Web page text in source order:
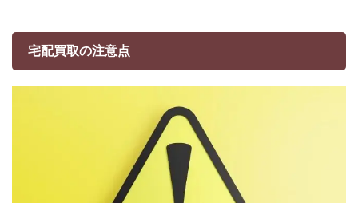
宅配買取の注意点